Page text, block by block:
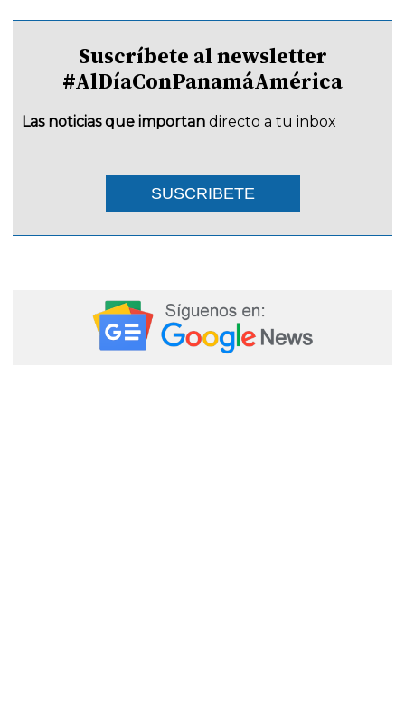
Suscríbete al newsletter
#AlDíaConPanamáAmérica
Las noticias que importan directo a tu inbox
SUSCRIBETE